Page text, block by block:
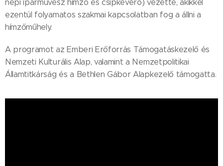
népi iparművész hímző és csipkeverő) vezette, akikkel
ezentúl folyamatos szakmai kapcsolatban fog a állni a
hímzőműhely.
A programot az Emberi Erőforrás Támogatáskezelő és
Nemzeti Kulturális Alap, valamint a Nemzetpolitikai
Államtitkárság és a Bethlen Gábor Alapkezelő támogatta.